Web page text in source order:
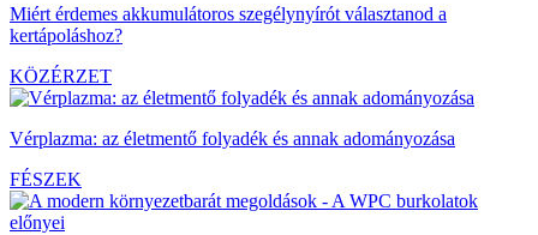
Miért érdemes akkumulátoros szegélynyírót választanod a
kertápoláshoz?
KÖZÉRZET
Vérplazma: az életmentő folyadék és annak adományozása
FÉSZEK